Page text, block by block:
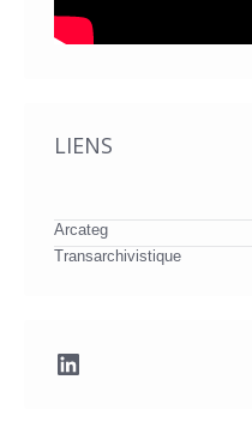
LIENS
Arcateg
Transarchivistique
LinkedIn